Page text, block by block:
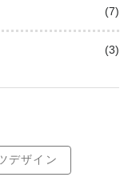
(7)
(3)
デザイン